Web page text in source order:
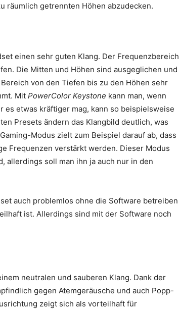
räumlich getrennten Höhen abzudecken.
einen sehr guten Klang. Der Frequenzbereich
Die Mitten und Höhen sind ausgeglichen und
von den Tiefen bis zu den Höhen sehr
Mit PowerColor Keystone kann man, wenn
es etwas kräftiger mag, kann so beispielsweise
Presets ändern das Klangbild deutlich, was
Modus zielt zum Beispiel darauf ab, dass
Frequenzen verstärkt werden. Dieser Modus
allerdings soll man ihn ja auch nur in den
auch problemlos ohne die Software betreiben
ist. Allerdings sind mit der Software noch
neutralen und sauberen Klang. Dank der
gegen Atemgeräusche und auch Popp-
zeigt sich als vorteilhaft für